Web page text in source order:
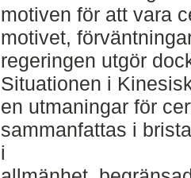
motiven för att vara
motivet,
regeringen utgör
Situationen i
en utmaningar för
sammanfattas i
i